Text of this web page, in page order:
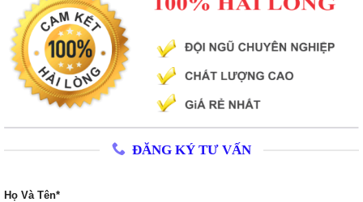
ĐĂNG KÝ TƯ VẤN
Họ Và Tên*